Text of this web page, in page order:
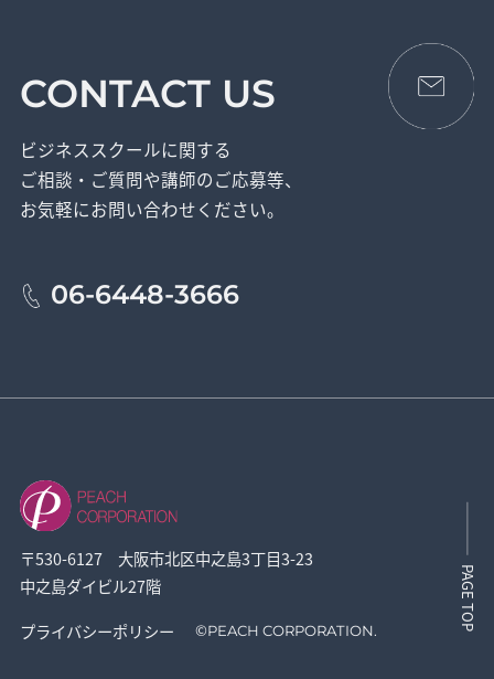
CONTACT US
ビジネススクールに関する
ご相談・ご質問や講師のご応募等、
お気軽にお問い合わせください。
06-6448-3666
〒530-6127 大阪市北区中之島3丁目3-23
中之島ダイビル27階
プライバシーポリシー
©PEACH CORPORATION. PAGE TOP